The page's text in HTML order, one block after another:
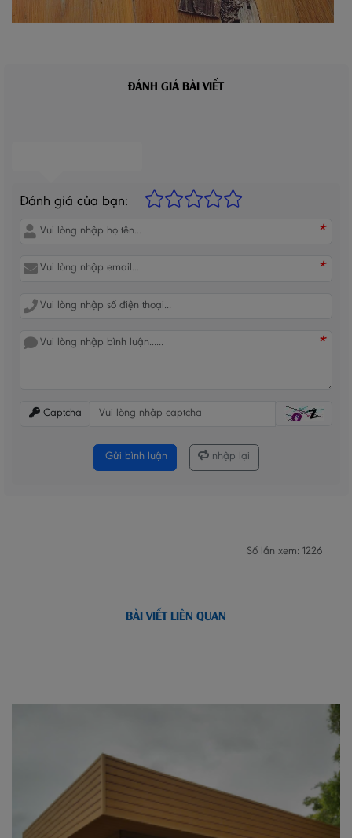
ĐÁNH GIÁ BÀI VIẾT
Đánh giá của bạn:
*
*
*
Captcha
Gửi bình luận nhập lại
Số lần xem: 1226
BÀI VIẾT LIÊN QUAN